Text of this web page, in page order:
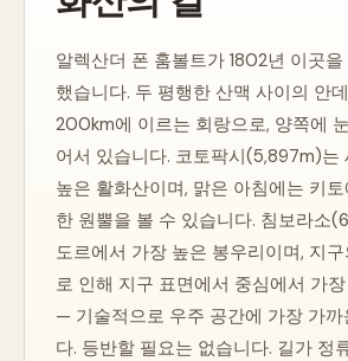
알렉산더 폰 훔볼트가 1802년 이곳을
했습니다. 두 평행한 산맥 사이의 안데
200km에 이르는 회랑으로, 양쪽에 눈
어서 있습니다. 코토팍시(5,897m)는
높은 활화산이며, 맑은 아침에는 키토
한 원뿔을 볼 수 있습니다. 침보라소
도르에서 가장 높은 봉우리이며, 지구
로 인해 지구 표면에서 중심에서 가장
— 기술적으로 우주 공간에 가장 가까
다. 등반할 필요는 없습니다. 길가 정